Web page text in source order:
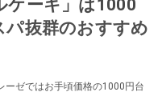
ケーキ」は1000
パ抜群のおすすめ
ーゼではお手頃価格の1000円台